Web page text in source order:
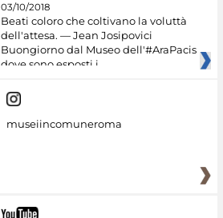
03/10/2018
Beati coloro che coltivano la voluttà
dell'attesa. — Jean Josipovici
Buongiorno dal Museo dell'#AraPacis
dove sono esposti i
museiincomuneroma